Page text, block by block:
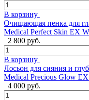
В корзину
Очищающая пенка для
Medical Perfect Skin EX
2 800 руб.
В корзину
Лосьон для сияния и
Medical Precious Glow
4 000 руб.